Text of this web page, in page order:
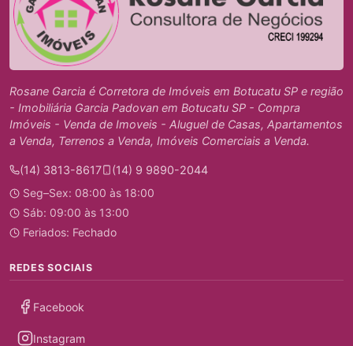
Rosane Garcia é Corretora de Imóveis em Botucatu SP e região
- Imobiliária Garcia Padovan em Botucatu SP - Compra
Imóveis - Venda de Imoveis - Aluguel de Casas, Apartamentos
a Venda, Terrenos a Venda, Imóveis Comerciais a Venda.
(14) 3813-8617
(14) 9 9890-2044
Seg–Sex: 08:00 às 18:00
Sáb: 09:00 às 13:00
Feriados: Fechado
REDES SOCIAIS
Facebook
Instagram